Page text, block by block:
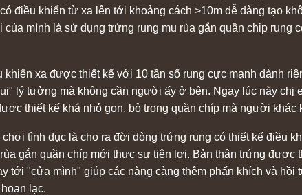
điều khiển từ xa lên tới khoảng cách >10m dễ dàng tạo
mình là sử dụng trứng rung mu rùa gắn quần chip rung
xa được thiết kế với 10 tần số rung cực mạnh dành
lý tưởng mà không cần người ấy ở bên. Ngay lúc này chị
thiết kế khá nhỏ gọn, bỏ trong quần chíp mà người khác
tình dục là cho ra đời dòng trứng rung có thiết kế điều
gắn quần chíp mới thực sự tiện lợi. Bản thân trứng được
tới "cửa mình" giúp các nàng càng thêm phấn khích và
lạc.